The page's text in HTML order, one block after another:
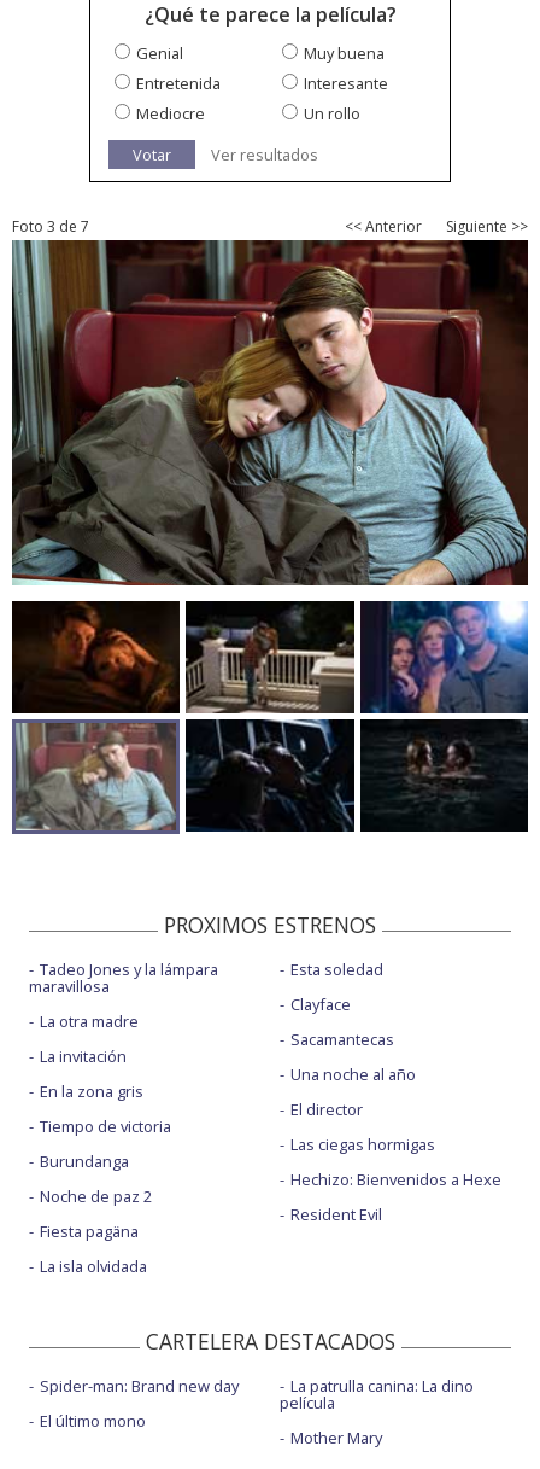
¿Qué te parece la película?
Genial
Muy buena
Entretenida
Interesante
Mediocre
Un rollo
Votar
Ver resultados
Foto 3 de 7 << Anterior Siguiente >>
PROXIMOS ESTRENOS
Tadeo Jones y la lámpara
maravillosa
La otra madre
La invitación
En la zona gris
Tiempo de victoria
Burundanga
Noche de paz 2
Fiesta pagäna
La isla olvidada
Esta soledad
Clayface
Sacamantecas
Una noche al año
El director
Las ciegas hormigas
Hechizo: Bienvenidos a Hexe
Resident Evil
CARTELERA DESTACADOS
Spider-man: Brand new day
El último mono
La patrulla canina: La dino
película
Mother Mary